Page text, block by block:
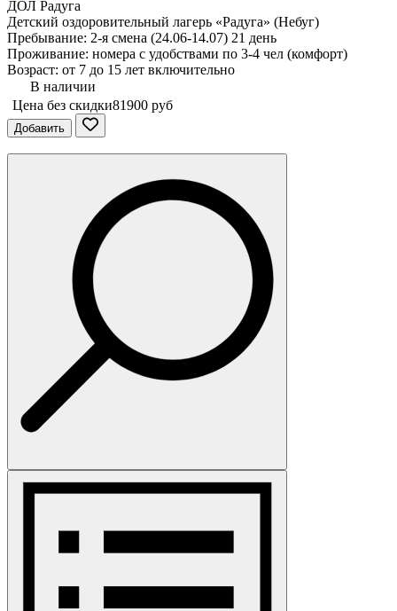
ДОЛ Радуга
Детский оздоровительный лагерь «Радуга» (Небуг)
Пребывание: 2-я смена (24.06-14.07) 21 день
Проживание: номера с удобствами по 3-4 чел (комфорт)
Возраст: от 7 до 15 лет включительно
В наличии
Цена без скидки81900 руб
Добавить